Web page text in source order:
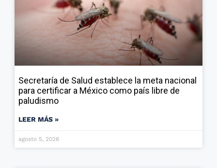
Secretaría de Salud establece la meta nacional
para certificar a México como país libre de
paludismo
LEER MÁS »
agosto 5, 2026